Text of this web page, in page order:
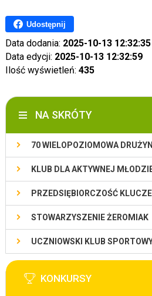
Udostępnij
Data dodania: 2025-10-13 12:32:35
Data edycji: 2025-10-13 12:32:59
Ilość wyświetleń: 435
NA SKRÓTY
70 WIELOPOZIOMOWA
KLUB DLA AKTYWNEJ
PRZEDSIĘBIORCZOŚĆ
STOWARZYSZENIE ŻEROMIAK
UCZNIOWSKI KLUB
KONKURSY